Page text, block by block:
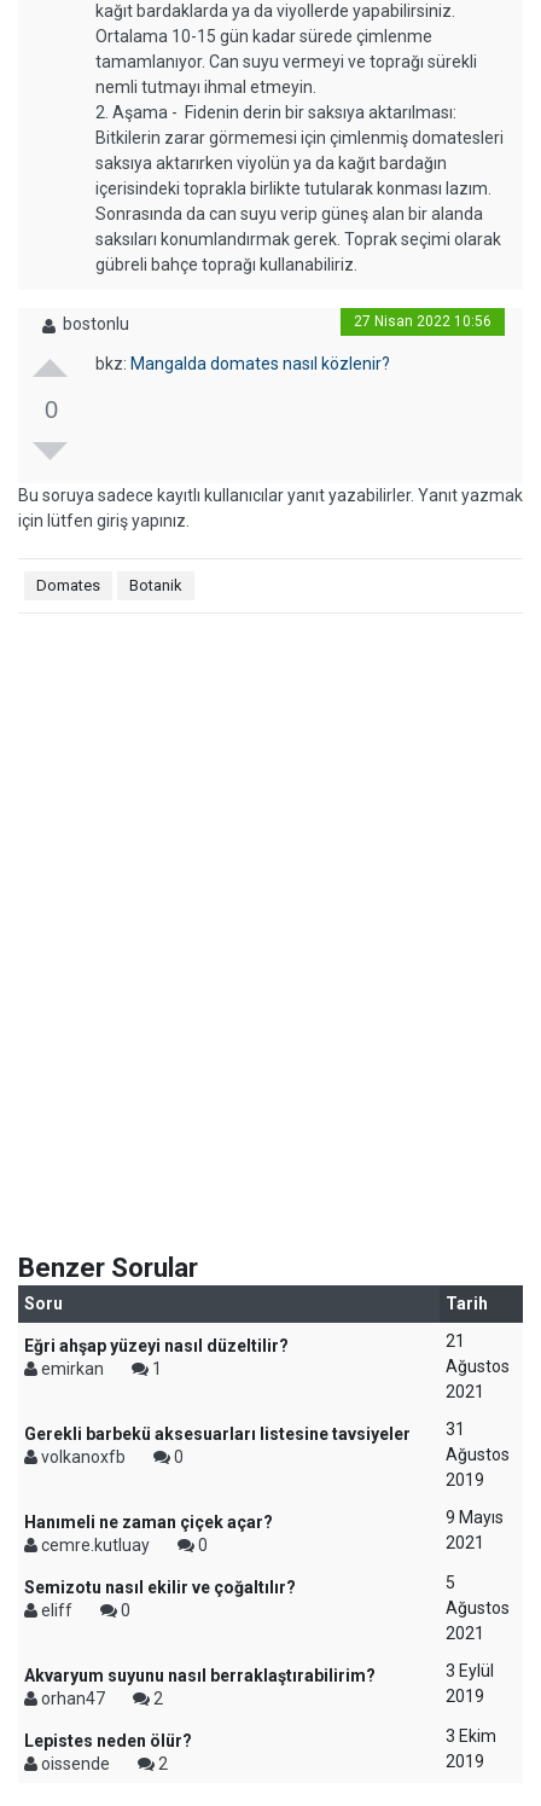
kağıt bardaklarda ya da viyollerde yapabilirsiniz.
Ortalama 10-15 gün kadar sürede çimlenme
tamamlanıyor. Can suyu vermeyi ve toprağı sürekli
nemli tutmayı ihmal etmeyin.
2. Aşama - Fidenin derin bir saksıya aktarılması:
Bitkilerin zarar görmemesi için çimlenmiş domatesleri
saksıya aktarırken viyolün ya da kağıt bardağın
içerisindeki toprakla birlikte tutularak konması lazım.
Sonrasında da can suyu verip güneş alan bir alanda
saksıları konumlandırmak gerek. Toprak seçimi olarak
gübreli bahçe toprağı kullanabiliriz.
bostonlu 27 Nisan 2022 10:56
0
bkz: Mangalda domates nasıl közlenir?
Bu soruya sadece kayıtlı kullanıcılar yanıt yazabilirler. Yanıt yazmak
için lütfen giriş yapınız.
Domates Botanik
Benzer Sorular
Soru Tarih
Eğri ahşap yüzeyi nasıl düzeltilir?
emirkan
1
21
Ağustos
2021
Gerekli barbekü aksesuarları listesine tavsiyeler
volkanoxfb
0
31
Ağustos
2019
Hanımeli ne zaman çiçek açar?
cemre.kutluay
0
9 Mayıs
2021
Semizotu nasıl ekilir ve çoğaltılır?
eliff
0
5
Ağustos
2021
Akvaryum suyunu nasıl berraklaştırabilirim?
orhan47
2
3 Eylül
2019
Lepistes neden ölür?
oissende
2
3 Ekim
2019